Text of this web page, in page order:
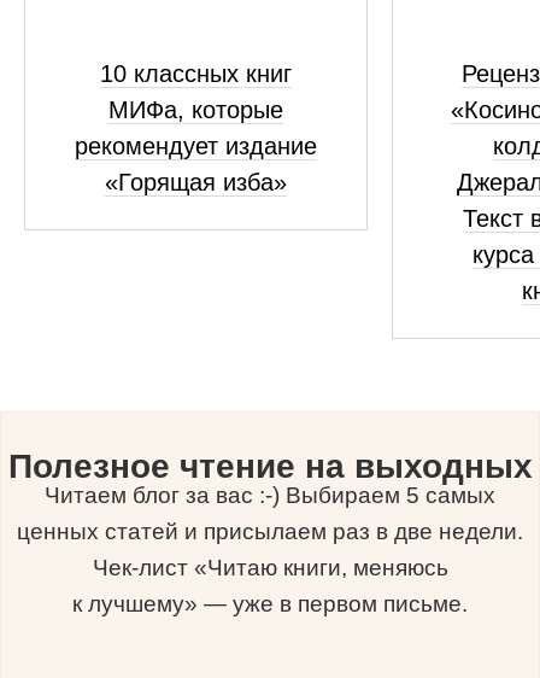
10 классных книг
МИФа, которые
рекомендует издание
«Горящая изба»
Текст
Полезное чтение на выходных
Читаем блог за вас :-) Выбираем 5 самых
ценных статей и присылаем раз в две недели.
Чек-лист «Читаю книги, меняюсь
к лучшему» — уже в первом письме.